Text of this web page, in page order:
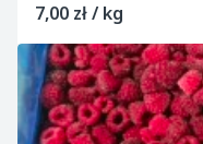
7,00 zł / kg